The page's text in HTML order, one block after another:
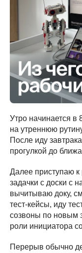
Утро начинается в
на утреннюю
После иду
прогулкой до
Далее приступаю
задачки с доски с
вычитываю доку,
тест-кейсы, иду
созвоны по новым
роли инициатора
Перерыв обычно